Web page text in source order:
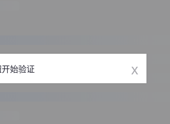
开始验证 x